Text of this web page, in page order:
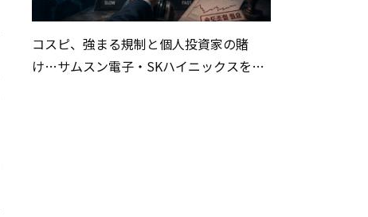
コスピ、強まる規制と個人投資家の賭
け…サムスン電子・SKハイニックスを巡